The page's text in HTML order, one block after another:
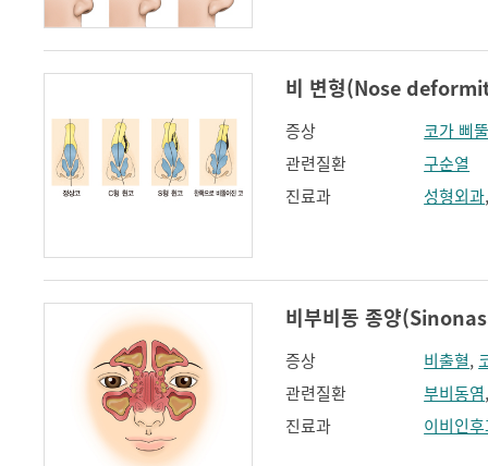
비 변형(Nose
증상
코가 삐
관련질환
구순열
진료과
성형외과
비부비동 종양
증상 비출혈,
관련질환
부비동염
진료과
이비인